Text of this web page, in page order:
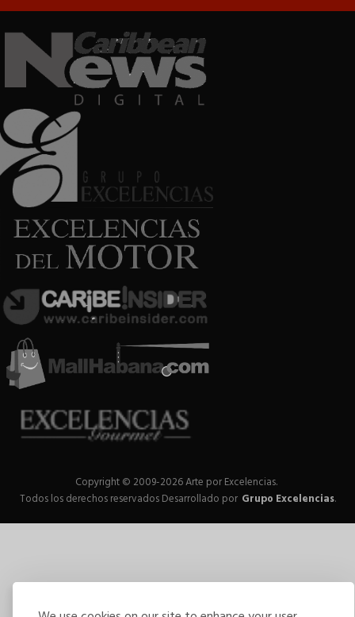
Copyright © 2009-2026 Arte por Excelencias.
Todos los derechos reservadosDesarrollado por Grupo Excelencias.